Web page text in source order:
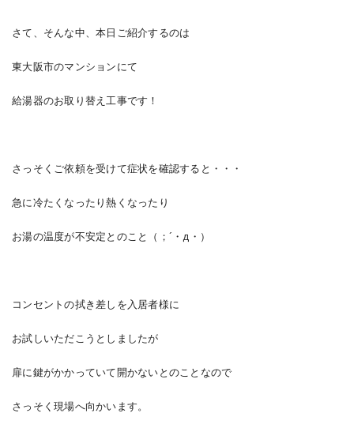
さて、そんな中、本日ご紹介するのは
東大阪市のマンションにて
給湯器のお取り替え工事です！
さっそくご依頼を受けて症状を確認すると・・・
急に冷たくなったり熱くなったり
お湯の温度が不安定とのこと（；´・д・）
コンセントの拭き差しを入居者様に
お試しいただこうとしましたが
扉に鍵がかかっていて開かないとのことなので
さっそく現場へ向かいます。